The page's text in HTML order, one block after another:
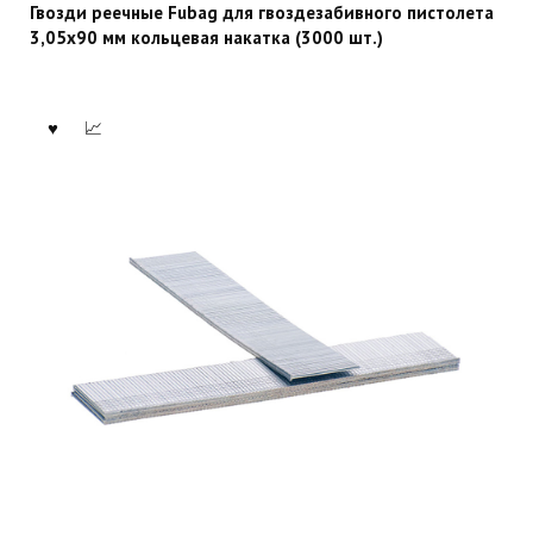
Гвозди реечные Fubag для гвоздезабивного пистолета
3,05х90 мм кольцевая накатка (3000 шт.)